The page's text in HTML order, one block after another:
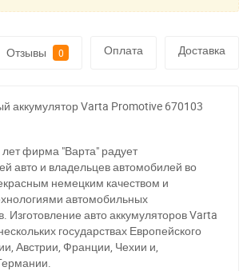
Отзывы 0 Оплата Доставка
аккумулятор Varta Promotive 670103
фирма "Варта" радует
авто и владельцев автомобилей во
немецким качеством и
автомобильных
Изготовление авто аккумуляторов Varta
государствах Европейского
Австрии, Франции, Чехии и,